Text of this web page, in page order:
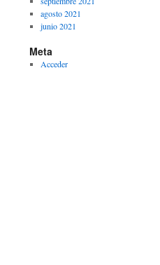
agosto 2021
junio 2021
Meta
Acceder